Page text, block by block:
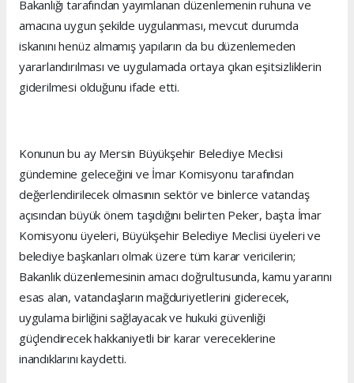
Bakanlığı tarafından yayımlanan düzenlemenin ruhuna ve
amacına uygun şekilde uygulanması, mevcut durumda
iskanını henüz almamış yapıların da bu düzenlemeden
yararlandırılması ve uygulamada ortaya çıkan eşitsizliklerin
giderilmesi olduğunu ifade etti.
Konunun bu ay Mersin Büyükşehir Belediye Meclisi
gündemine geleceğini ve İmar Komisyonu tarafından
değerlendirilecek olmasının sektör ve binlerce vatandaş
açısından büyük önem taşıdığını belirten Peker, başta İmar
Komisyonu üyeleri, Büyükşehir Belediye Meclisi üyeleri ve
belediye başkanları olmak üzere tüm karar vericilerin;
Bakanlık düzenlemesinin amacı doğrultusunda, kamu yararını
esas alan, vatandaşların mağduriyetlerini giderecek,
uygulama birliğini sağlayacak ve hukuki güvenliği
güçlendirecek hakkaniyetli bir karar vereceklerine
inandıklarını kaydetti.